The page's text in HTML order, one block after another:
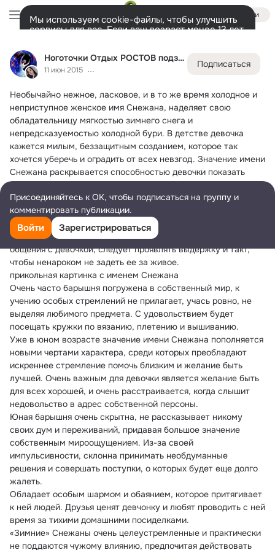
Ноготочки Отдых РОСТОВ подземка метро. Объявления
11 июн 2015
Подписаться
Необычайно нежное, ласковое, и в то же время холодное и
неприступное женское имя Снежана, наделяет свою
обладательницу мягкостью зимнего снега и
непредсказуемостью холодной бури. В детстве девочка
кажется милым, беззащитным созданием, которое так
хочется уберечь и оградить от всех невзгод. Значение имени
Снежана раскрывается способностью девочки показать
свои чувства и понять свои мироощущения.
Душевное равновесие для ребенка имеет большое значение,
она очень трепетно реагирует на похвалу, и с обидой на
замечания и критику. Милое дитя очень остро ощущает
недостаток внимания и чуткости к своей персоне. Для
общения с девочкой, следует проявлять выдержку и такт,
чтобы ненароком не задеть ее за живое.
прикольная картинка с именем Снежана
Очень часто барышня погружена в собственный мир, к
учению особых стремлений не прилагает, учась ровно, не
выделяя любимого предмета. С удовольствием будет
посещать кружки по вязанию, плетению и вышиванию.
Уже в юном возрасте значение имени Снежана пополняется
новыми чертами характера, среди которых преобладают
искреннее стремление помочь близким и желание быть
лучшей. Очень важным для девочки является желание быть
для всех хорошей, и очень расстраивается, когда слышит
недовольство в адрес собственной персоны.
Юная барышня очень скрытна, не рассказывает никому
своих дум и переживаний, придавая большое значение
собственным мироощущением. Из-за своей
импульсивности, склонна принимать необдуманные
решения и совершать поступки, о которых будет еще долго
жалеть.
Обладает особым шармом и обаянием, которое притягивает
к ней людей. Друзья ценят девчонку и любят проводить с ней
время за тихими домашними посиделками.
«Зимние» Снежаны очень целеустремленные и практически
не поддаются чужому влиянию, предпочитая действовать
Войти
Мы используем cookie-файлы, чтобы улучшить
сервисы для вас. Если ваш возраст менее 13 лет,
представитель.
Разрешить все
Лента Участники 53K Ещё
Дополнительная
колонка
Всё53 939 Обсуждаемые
Присоединяйтесь к ОК, чтобы подписаться на группу и
комментировать публикации.
Войти Зарегистрироваться